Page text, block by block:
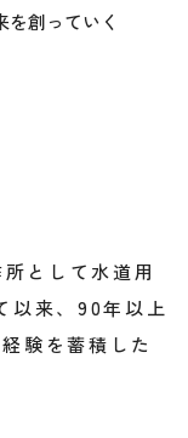
として水道用
以来、90年以上
験を蓄積した